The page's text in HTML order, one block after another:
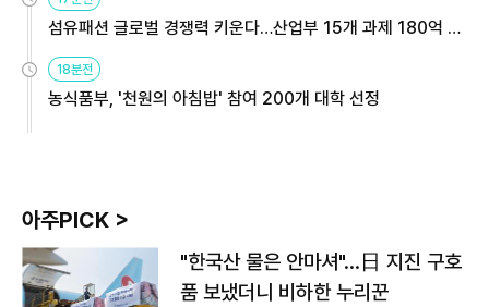
섬유패션 글로벌 경쟁력 키운다…산업부 15개 과제 180억 지
원
18분전
농식품부, '천원의 아침밥' 참여 200개 대학 선정
아주PICK >
"한국산 물은 안마셔"…日 지진 구호
품 보냈더니 비하한 누리꾼